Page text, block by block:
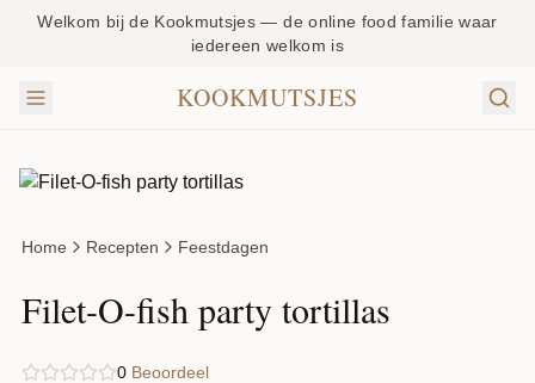
Welkom bij de Kookmutsjes — de online food familie waar
iedereen welkom is
KOOKMUTSJES
Home Recepten Feestdagen
Filet-O-fish party tortillas
0 Beoordeel